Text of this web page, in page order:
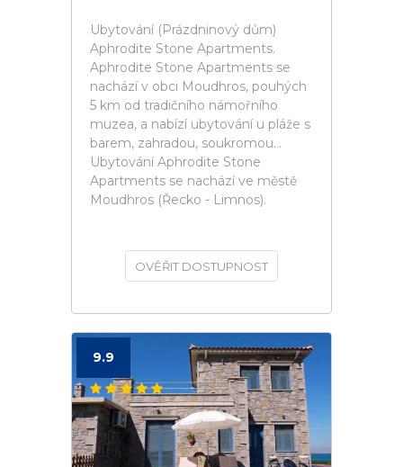
Ubytování (Prázdninový dům)
Aphrodite Stone Apartments.
Aphrodite Stone Apartments se
nachází v obci Moudhros, pouhých
5 km od tradičního námořního
muzea, a nabízí ubytování u pláže s
barem, zahradou, soukromou...
Ubytování Aphrodite Stone
Apartments se nachází ve městě
Moudhros (Řecko - Limnos).
OVĚŘIT DOSTUPNOST
9.9